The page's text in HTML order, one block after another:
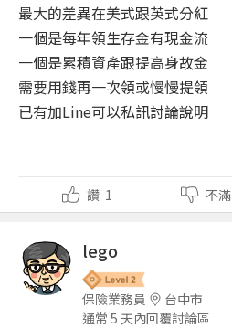
最大的差異在美式跟英式分紅
一個是每年領生存金有現金流
一個是累積資產跟提高身故金
需要用錢再一次領或慢慢提領
​​​​​​​已有加Line可以私訊討論說明
讚 1 不滿
lego
保險業務員
台中市
通常 5 天內回覆討論區